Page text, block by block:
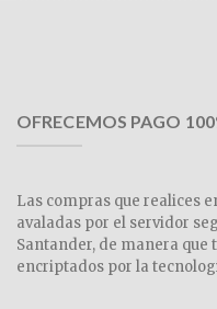
OFRECEMOS PAGO
Las compras que realices
avaladas por el servidor
Santander, de manera
encriptados por la